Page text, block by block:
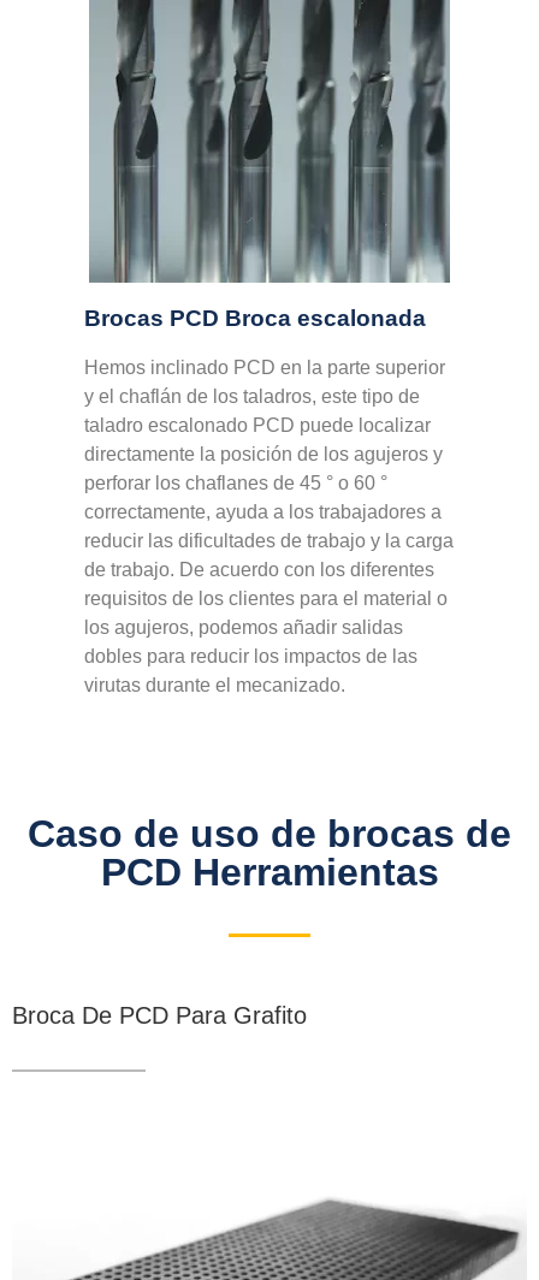
Brocas PCD Broca escalonada
Hemos inclinado PCD en la parte superior
y el chaflán de los taladros, este tipo de
taladro escalonado PCD puede localizar
directamente la posición de los agujeros y
perforar los chaflanes de 45 ° o 60 °
correctamente, ayuda a los trabajadores a
reducir las dificultades de trabajo y la carga
de trabajo. De acuerdo con los diferentes
requisitos de los clientes para el material o
los agujeros, podemos añadir salidas
dobles para reducir los impactos de las
virutas durante el mecanizado.
Caso de uso de brocas de
PCD Herramientas
Broca De PCD Para Grafito